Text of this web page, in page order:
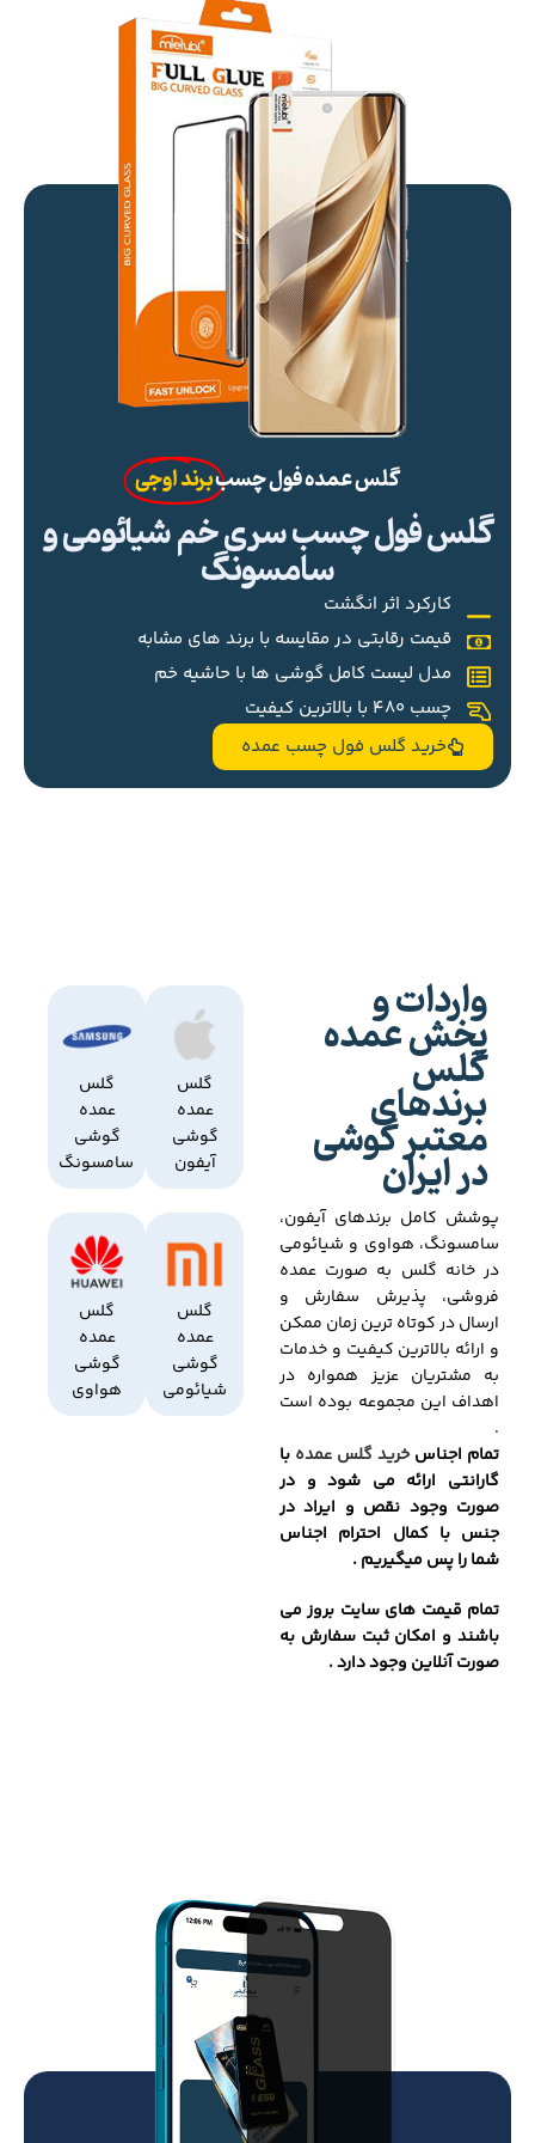
گلس عمده فول چسببرند اوجی
گلس فول چسب سری خم شیائومی و
سامسونگ
کارکرد اثر انگشت
قیمت رقابتی در مقایسه با برند های مشابه
مدل لیست کامل گوشی ها با حاشیه خم
چسب 480 با بالاترین کیفیت
خرید گلس فول چسب عمده
واردات و
پخش عمده
گلس
برندهای
معتبر گوشی
در ایران
پوشش کامل برندهای آیفون،
سامسونگ، هواوی و شیائومی
در خانه گلس به صورت عمده
فروشی، پذیرش سفارش و
ارسال در کوتاه ترین زمان ممکن
و ارائه بالاترین کیفیت و خدمات
به مشتریان عزیز همواره در
اهداف این مجموعه بوده است
.
تمام اجناسخرید گلس عمده با
گارانتی ارائه می شود و در
صورت وجود نقص و ایراد در
جنس با کمال احترام اجناس
شما را پس میگیریم .
تمام قیمت های سایت بروز می
باشند و امکان ثبت سفارش به
صورت آنلاین وجود دارد .
گلس
عمده
گوشی
آیفون
گلس
عمده
گوشی
سامسونگ
گلس
عمده
گوشی
شیائومی
گلس
عمده
گوشی
هواوی